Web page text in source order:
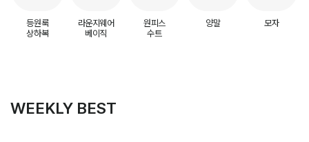
등원룩
상하복
라운지웨어
베이직
원피스
수트
양말 모자
WEEKLY BEST